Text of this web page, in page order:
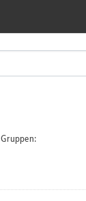
Gruppen: